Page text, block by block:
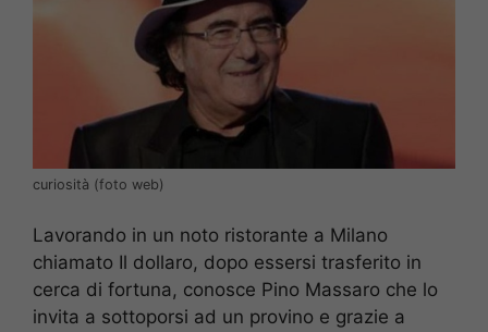
curiosità (foto web)
Lavorando in un noto ristorante a Milano
chiamato Il dollaro, dopo essersi trasferito in
cerca di fortuna, conosce Pino Massaro che lo
invita a sottoporsi ad un provino e grazie a